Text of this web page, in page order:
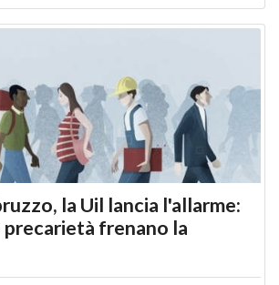
la Uil lancia l'allarme:
precarietà frenano la